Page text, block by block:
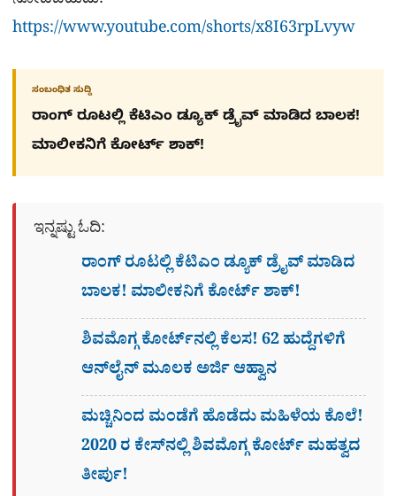
https://www.youtube.com/shorts/x8I63rpLvyw
ಸಂಬಂಧಿತ ಸುದ್ದಿ
ರಾಂಗ್​ ರೂಟಲ್ಲಿ ಕೆಟಿಎಂ ಡ್ಯೂಕ್ ಡ್ರೈವ್ ಮಾಡಿದ ಬಾಲಕ!
ಮಾಲೀಕನಿಗೆ ಕೋರ್ಟ್​ ಶಾಕ್!
ಇನ್ನಷ್ಟು ಓದಿ:
ರಾಂಗ್​ ರೂಟಲ್ಲಿ ಕೆಟಿಎಂ ಡ್ಯೂಕ್ ಡ್ರೈವ್ ಮಾಡಿದ
ಬಾಲಕ! ಮಾಲೀಕನಿಗೆ ಕೋರ್ಟ್​ ಶಾಕ್!
ಶಿವಮೊಗ್ಗ ಕೋರ್ಟ್​ನಲ್ಲಿ ಕೆಲಸ! 62 ಹುದ್ದೆಗಳಿಗೆ
ಆನ್​ಲೈನ್​ ಮೂಲಕ ಅರ್ಜಿ ಆಹ್ವಾನ
ಮಚ್ಚಿನಿಂದ ಮಂಡೆಗೆ ಹೊಡೆದು ಮಹಿಳೆಯ ಕೊಲೆ!
2020 ರ ಕೇಸ್​ನಲ್ಲಿ ಶಿವಮೊಗ್ಗ ಕೋರ್ಟ್​ ಮಹತ್ವದ
ತೀರ್ಪು!